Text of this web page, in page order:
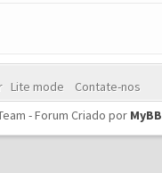
Lite mode
Contate-nos
- Forum Criado por MyBB